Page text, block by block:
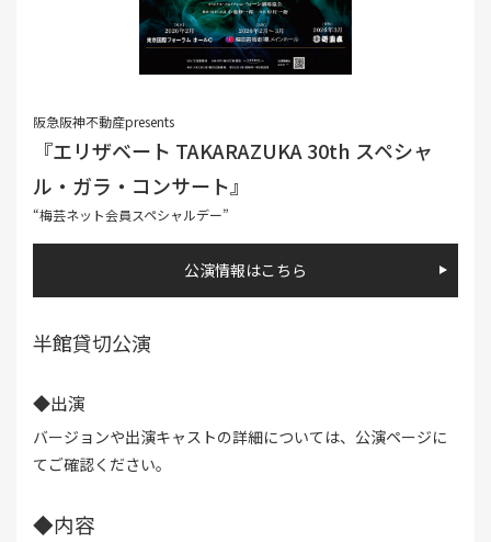
阪急阪神不動産presents
『エリザベート TAKARAZUKA 30th スペシャ
ル・ガラ・コンサート』
“梅芸ネット会員スペシャルデー”
公演情報はこちら
半館貸切公演
◆出演
バージョンや出演キャストの詳細については、公演ページに
てご確認ください。
◆内容